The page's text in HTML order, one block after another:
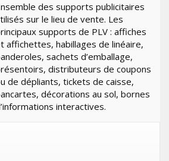
des supports publicitaires
sur le lieu de vente. Les
supports de PLV : affiches
affichettes, habillages de linéaire,
sachets d’emballage,
distributeurs de coupons
de dépliants, tickets de caisse,
décorations au sol, bornes
interactives.